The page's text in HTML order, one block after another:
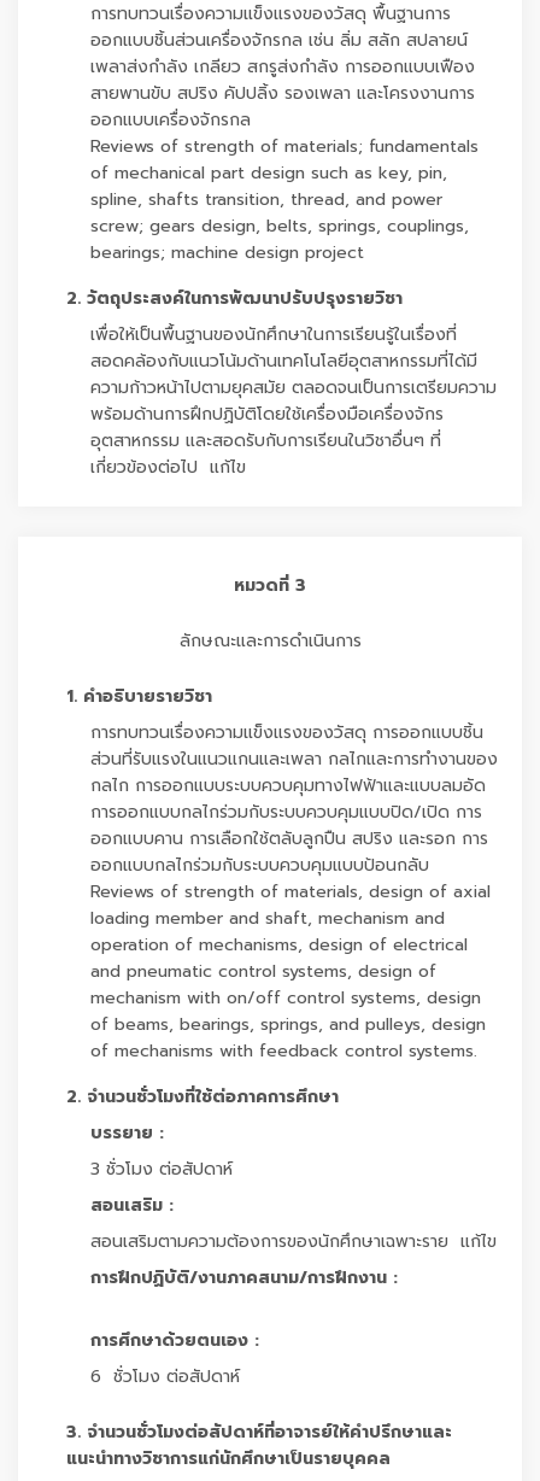
การทบทวนเรื่องความแข็งแรงของวัสดุ พื้นฐานการ
ออกแบบชิ้นส่วนเครื่องจักรกล เช่น ลิ่ม สลัก สปลายน์
เพลาส่งกำลัง เกลียว สกรูส่งกำลัง การออกแบบเฟือง
สายพานขับ สปริง คัปปลิ้ง รองเพลา และโครงงานการ
ออกแบบเครื่องจักรกล
Reviews of strength of materials; fundamentals
of mechanical part design such as key, pin,
spline, shafts transition, thread, and power
screw; gears design, belts, springs, couplings,
bearings; machine design project
2. วัตถุประสงค์ในการพัฒนาปรับปรุงรายวิชา
เพื่อให้เป็นพื้นฐานของนักศึกษาในการเรียนรู้ในเรื่องที่
สอดคล้องกับแนวโน้มด้านเทคโนโลยีอุตสาหกรรมที่ได้มี
ความก้าวหน้าไปตามยุคสมัย ตลอดจนเป็นการเตรียมความ
พร้อมด้านการฝึกปฏิบัติโดยใช้เครื่องมือเครื่องจักร
อุตสาหกรรม และสอดรับกับการเรียนในวิชาอื่นๆ ที่
เกี่ยวข้องต่อไป แก้ไข
หมวดที่ 3
ลักษณะและการดำเนินการ
1. คำอธิบายรายวิชา
การทบทวนเรื่องความแข็งแรงของวัสดุ การออกแบบชิ้น
ส่วนที่รับแรงในแนวแกนและเพลา กลไกและการทำงานของ
กลไก การออกแบบระบบควบคุมทางไฟฟ้าและแบบลมอัด
การออกแบบกลไกร่วมกับระบบควบคุมแบบปิด/เปิด การ
ออกแบบคาน การเลือกใช้ตลับลูกปืน สปริง และรอก การ
ออกแบบกลไกร่วมกับระบบควบคุมแบบป้อนกลับ
Reviews of strength of materials, design of axial
loading member and shaft, mechanism and
operation of mechanisms, design of electrical
and pneumatic control systems, design of
mechanism with on/off control systems, design
of beams, bearings, springs, and pulleys, design
of mechanisms with feedback control systems.
2. จำนวนชั่วโมงที่ใช้ต่อภาคการศึกษา
บรรยาย :
3 ชั่วโมง ต่อสัปดาห์
สอนเสริม :
สอนเสริมตามความต้องการของนักศึกษาเฉพาะราย แก้ไข
การฝึกปฏิบัติ/งานภาคสนาม/การฝึกงาน :
การศึกษาด้วยตนเอง :
6 ชั่วโมง ต่อสัปดาห์
3. จำนวนชั่วโมงต่อสัปดาห์ที่อาจารย์ให้คำปรึกษาและ
แนะนำทางวิชาการแก่นักศึกษาเป็นรายบุคคล